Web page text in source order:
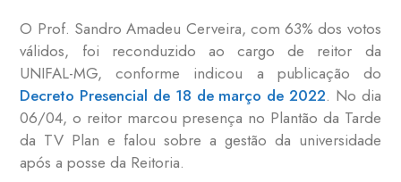
O Prof. Sandro Amadeu Cerveira, com 63% dos votos
válidos, foi reconduzido ao cargo de reitor da
UNIFAL-MG, conforme indicou a publicação do
Decreto Presencial de 18 de março de 2022. No dia
06/04, o reitor marcou presença no Plantão da Tarde
da TV Plan e falou sobre a gestão da universidade
após a posse da Reitoria.